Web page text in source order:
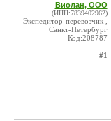
Виолан, ООО
(ИНН:7839402962)
Экспедитор-перевозчик ,
Санкт-Петербург
Код:208787
#1